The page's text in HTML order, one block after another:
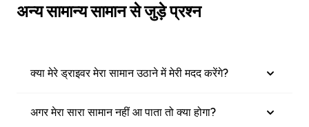
अन्य सामान्य सामान से जुड़े प्रश्न
क्या मेरे ड्राइवर मेरा सामान उठाने में मेरी मदद करेंगे?
अगर मेरा सारा सामान नहीं आ पाता तो क्या होगा?